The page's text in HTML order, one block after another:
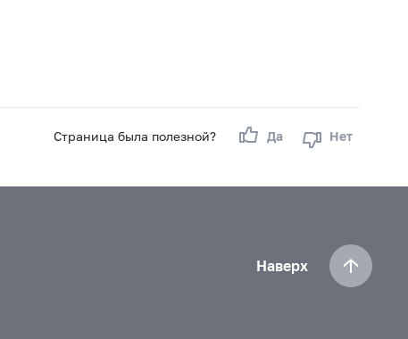
Страница была полезной? Да Нет
Наверх